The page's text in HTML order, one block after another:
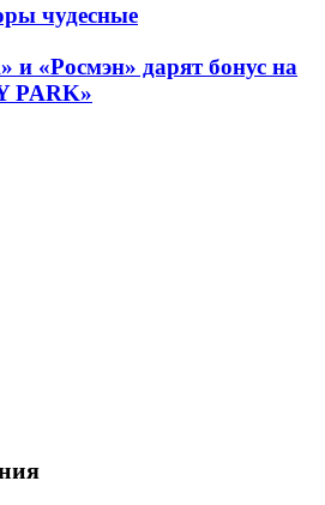
чудесные
«Росмэн» дарят бонус на
PARK»